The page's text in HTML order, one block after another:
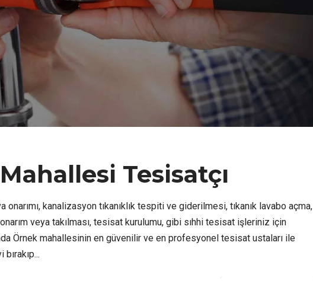
Tesisatçı
kanalizasyon tıkanıklık tespiti ve giderilmesi, tıkanık lavabo açma,
veya takılması, tesisat kurulumu, gibi sıhhi tesisat işleriniz için
Örnek mahallesinin en güvenilir ve en profesyonel tesisat ustaları ile